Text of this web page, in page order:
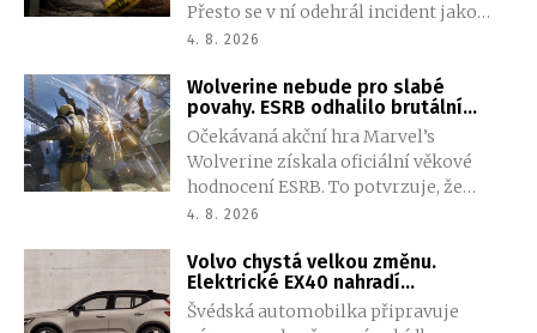
Přesto se v ní odehrál incident jako
vystřižený z hororového filmu. Stovky
lidí zemřelo a desítky jich utrpěly
vážná zranění. Mnoho lidí skončilo ve
svěrací kazajce. Takzvaný „incident
s prokletým chlebem“ nikdy nebyl
spolehlivě vysvětlen.
4. 8. 2026
Wolverine nebude pro slabé
povahy. ESRB odhalilo brutální
násilí i nečekanou nahotu
Očekávaná akční hra Marvel’s
Wolverine získala oficiální věkové
hodnocení ESRB. To potvrzuje, že
studio Insomniac Games vsadilo na
mutanta. Hráče čeká brutální násilí,
krev, vulgarismy i několik scén s
částečnou nahotou.
4. 8. 2026
Volvo chystá velkou změnu.
Elektrické EX40 nahradí
prostornější a dostupnější SUV
Švédská automobilka připravuje